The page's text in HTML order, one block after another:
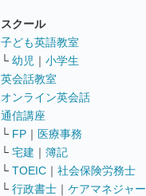
スクール
子ども英語教室
└ 幼児 ｜ 小学生
英会話教室
オンライン英会話
通信講座
└ FP ｜ 医療事務
└ 宅建 ｜ 簿記
└ TOEIC ｜ 社会保険労務士
└ 行政書士 ｜ ケアマネジャー